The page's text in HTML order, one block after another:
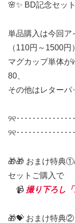
🌸✨ BD記念セッ
単品購入は今回ア
（110円～1500円）
マグカップ単体
80、
その他はレターパ
୨୧･･････････････
୨୧･･････････････
🎁🎁 おまけ特典
セットご購入で
📹 撮り下ろし「
🎁💝 おまけ特典